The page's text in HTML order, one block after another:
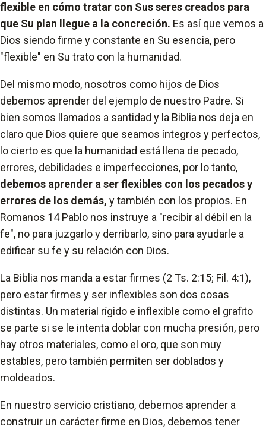
flexible en cómo tratar con Sus seres creados para
que Su plan llegue a la concreción. Es así que vemos a
Dios siendo firme y constante en Su esencia, pero
"flexible" en Su trato con la humanidad.
Del mismo modo, nosotros como hijos de Dios
debemos aprender del ejemplo de nuestro Padre. Si
bien somos llamados a santidad y la Biblia nos deja en
claro que Dios quiere que seamos íntegros y perfectos,
lo cierto es que la humanidad está llena de pecado,
errores, debilidades e imperfecciones, por lo tanto,
debemos aprender a ser flexibles con los pecados y
errores de los demás, y también con los propios. En
Romanos 14 Pablo nos instruye a "recibir al débil en la
fe", no para juzgarlo y derribarlo, sino para ayudarle a
edificar su fe y su relación con Dios.
La Biblia nos manda a estar firmes (2 Ts. 2:15; Fil. 4:1),
pero estar firmes y ser inflexibles son dos cosas
distintas. Un material rígido e inflexible como el grafito
se parte si se le intenta doblar con mucha presión, pero
hay otros materiales, como el oro, que son muy
estables, pero también permiten ser doblados y
moldeados.
En nuestro servicio cristiano, debemos aprender a
construir un carácter firme en Dios, debemos tener